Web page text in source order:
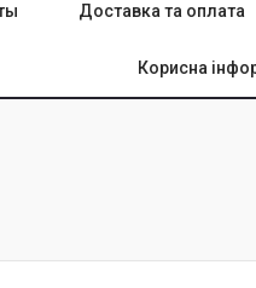
Доставка та оплата
Корисна